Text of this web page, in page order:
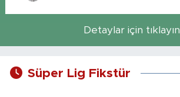
Detaylar için tıklayın
Süper Lig Fikstür